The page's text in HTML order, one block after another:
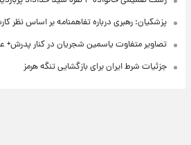
پزشکیان: رهبری درباره تفاهمنامه بر اساس نظر
تصاویر متفاوت یاسمین شجریان در کنار
جزئیات شرط ایران برای بازگشایی تنگه هرمز